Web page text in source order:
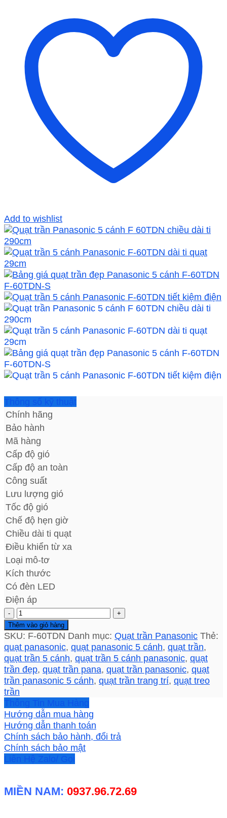
Add to wishlist
Thông số kỹ thuật
Chính hãng
Bảo hành
Mã hàng
Cấp độ gió
Cấp độ an toàn
Công suất
Lưu lượng gió
Tốc độ gió
Chế độ hẹn giờ
Chiều dài ti quạt
Điều khiển từ xa
Loại mô-tơ
Kích thước
Có đèn LED
Điện áp
Quạt
trần
Panasonic
5
cánh
F
60TDN
chiều
dài
ti
290cm
số
lượng
Thêm vào giỏ hàng
SKU: F-60TDN Danh mục: Quạt trần Panasonic Thẻ:
quạt panasonic, quạt panasonic 5 cánh, quạt trần,
quạt trần 5 cánh, quạt trần 5 cánh panasonic, quạt
trần đẹp, quạt trần pana, quạt trần panasonic, quạt
trần panasonic 5 cánh, quạt trần trang trí, quạt treo
trần
Thông Tin Mua Hàng
Hướng dẫn mua hàng
Hướng dẫn thanh toán
Chính sách bảo hành, đổi trả
Chính sách bảo mật
Liên Hệ Zalo/ Gọi
MIỀN NAM: 0937.96.72.69